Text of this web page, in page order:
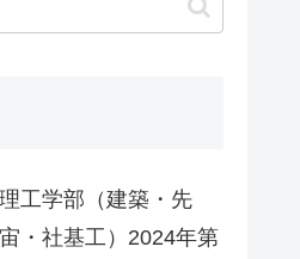
工学部（建築・先
・社基工）2024年第